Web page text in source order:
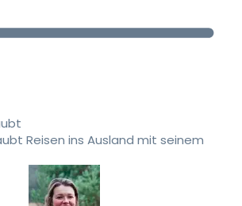
Reisen ins Ausland mit seinem